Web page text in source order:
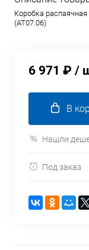
Коробка
(AT07.06)
6 971 ₽ /
В
Нашли
Под заказ